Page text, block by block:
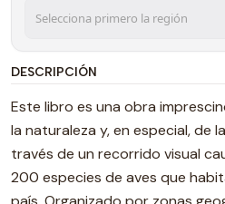
DESCRIPCIÓN
Este libro es una obra
la naturaleza y, en especial, de
través de un recorrido visual
200 especies de aves que